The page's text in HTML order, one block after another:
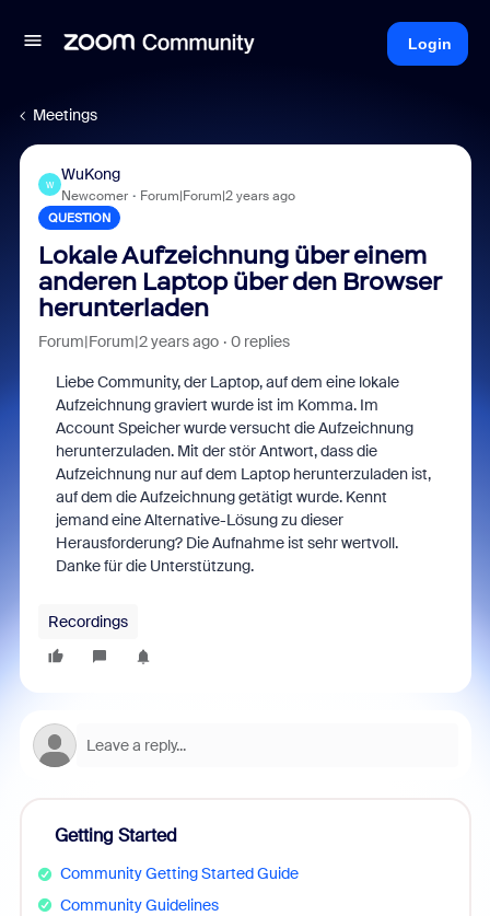
Login
Meetings
W
WuKong
Newcomer Forum|Forum|2 years ago
QUESTION
Lokale Aufzeichnung über einem
anderen Laptop über den Browser
herunterladen
Forum|Forum|2 years ago 0 replies
Liebe Community, der Laptop, auf dem eine lokale
Aufzeichnung graviert wurde ist im Komma. Im
Account Speicher wurde versucht die Aufzeichnung
herunterzuladen. Mit der stör Antwort, dass die
Aufzeichnung nur auf dem Laptop herunterzuladen ist,
auf dem die Aufzeichnung getätigt wurde. Kennt
jemand eine Alternative-Lösung zu dieser
Herausforderung? Die Aufnahme ist sehr wertvoll.
Danke für die Unterstützung.
Recordings
Getting Started
Community Getting Started Guide
Community Guidelines